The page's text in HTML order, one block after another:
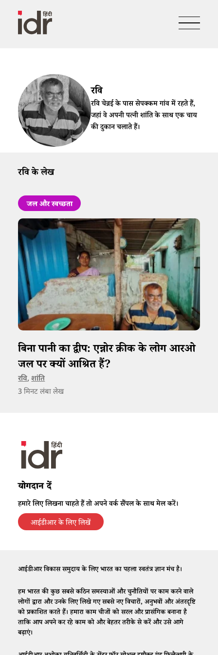
रवि
रवि चेन्नई के पास सेपक्कम गांव में रहते हैं,
जहां वे अपनी पत्नी शांति के साथ एक चाय
की दुकान चलाते हैं।
रवि के लेख
जल और स्वच्छता
बिना पानी का द्वीप: एन्नोर क्रीक के लोग आरओ
जल पर क्यों आश्रित हैं?
रवि,शांति
3 मिनट लंबा लेख
योगदान दें
हमारे लिए लिखना चाहते हैं तो अपने वर्क सैंपल के साथ मेल करें।
आईडीआर के लिए लिखें
आईडीआर विकास समुदाय के लिए भारत का पहला स्वतंत्र ज्ञान मंच है।
हम भारत की कुछ सबसे कठिन समस्याओं और चुनौतियों पर काम करने वाले
लोगों द्वारा और उनके लिए लिखे गए सबसे नए विचारों, अनुभवों और अंतरदृष्टि
को प्रकाशित करते हैं। हमारा काम चीजों को सरल और प्रासंगिक बनाना है
ताकि आप अपने कर रहे काम को और बेहतर तरीके से करें और उसे आगे
बढ़ाएं।